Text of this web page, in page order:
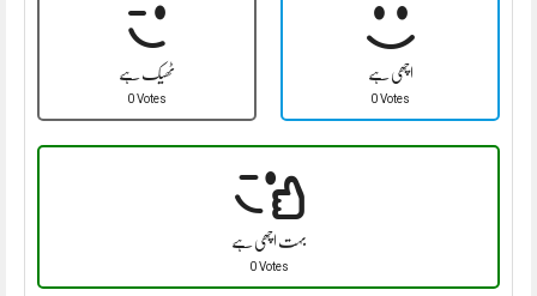
ٹھیک ہے
0 Votes
اچھی ہے
0 Votes
بہت اچھی ہے
0 Votes